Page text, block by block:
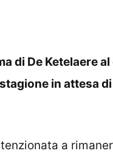
di De Ketelaere
in attesa
a